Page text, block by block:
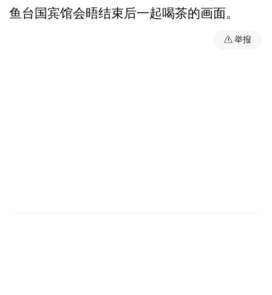
鱼台国宾馆会晤结束后一起喝茶的画面。
举报